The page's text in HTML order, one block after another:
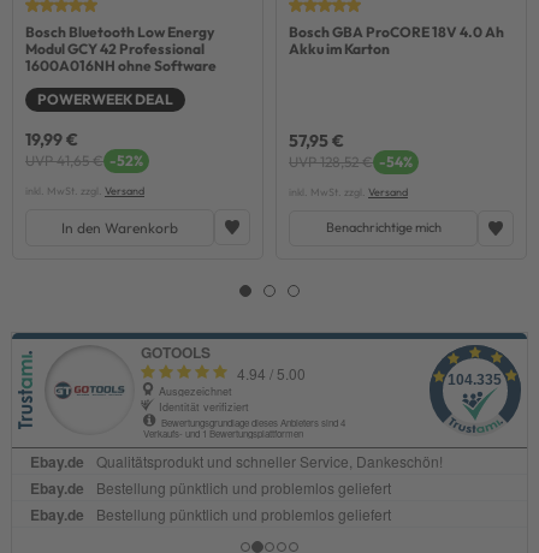
Bosch Bluetooth Low Energy
Modul GCY 42 Professional
1600A016NH ohne Software
POWERWEEK DEAL
19,99 €
UVP 41,65 € -52%
inkl. MwSt. zzgl. Versand
In den Warenkorb
Bosch GBA ProCORE 18V 4.0 Ah
Akku im Karton
57,95 €
UVP 128,52 € -54%
inkl. MwSt. zzgl. Versand
Benachrichtige mich